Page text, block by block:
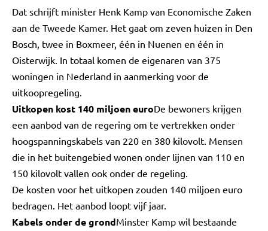
Dat schrijft minister Henk Kamp van Economische Zaken
aan de Tweede Kamer. Het gaat om zeven huizen in Den
Bosch, twee in Boxmeer, één in Nuenen en één in
Oisterwijk. In totaal komen de eigenaren van 375
woningen in Nederland in aanmerking voor de
uitkoopregeling.
Uitkopen kost 140 miljoen euroDe bewoners krijgen
een aanbod van de regering om te vertrekken onder
hoogspanningskabels van 220 en 380 kilovolt. Mensen
die in het buitengebied wonen onder lijnen van 110 en
150 kilovolt vallen ook onder de regeling.
De kosten voor het uitkopen zouden 140 miljoen euro
bedragen. Het aanbod loopt vijf jaar.
Kabels onder de grondMinster Kamp wil bestaande